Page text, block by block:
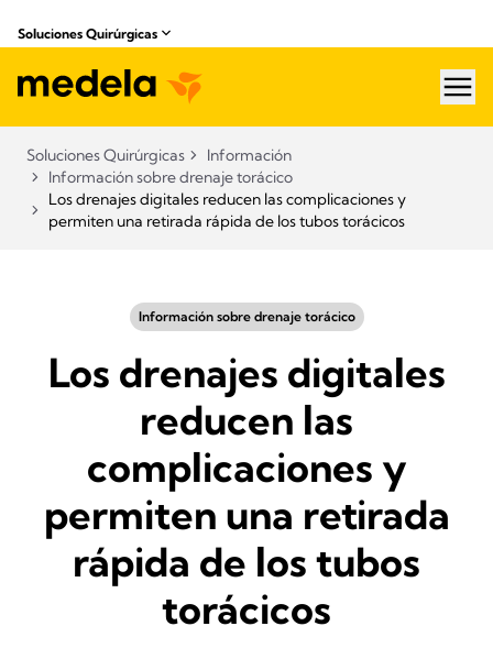
Soluciones Quirúrgicas
Soluciones Quirúrgicas
Información
Información sobre drenaje torácico
Los drenajes digitales reducen las complicaciones y
permiten una retirada rápida de los tubos torácicos
Información sobre drenaje torácico
Los drenajes digitales
reducen las
complicaciones y
permiten una retirada
rápida de los tubos
torácicos